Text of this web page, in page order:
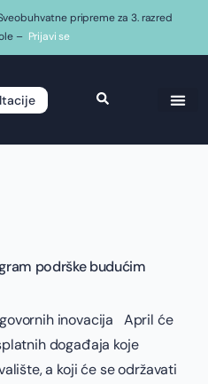
pripreme za 3. razred
– Prijavi se
podrške budućim
inovacija April će
događaja koje
a koji će se održavati